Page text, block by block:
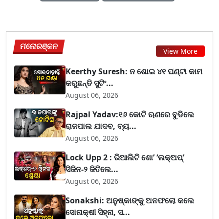
ମନୋରଞ୍ଜନ View More
Keerthy Suresh: ନ ଶୋଇ ୪୧ ଘଣ୍ଟା କାମ
କରୁଛନ୍ତି ସୁଟିଂ...
August 06, 2026
Rajpal Yadav:୧୬ କୋଟି ଋଣରେ ବୁଡିଲେ
ରାଜପାଲ ଯାଦବ, ବ୍ୟ...
August 06, 2026
Lock Upp 2 : ରିଆଲିଟି ଶୋ’ ‘ଲକ୍‌ଅପ୍’
ସିଜିନ-୨ ଜିତିଲେ...
August 06, 2026
Sonakshi: ଅନୁଷ୍କାଙ୍କୁ ଅନଫଲୋ କଲେ
ସୋନାକ୍ଷୀ ସିହ୍ନା, ସ...